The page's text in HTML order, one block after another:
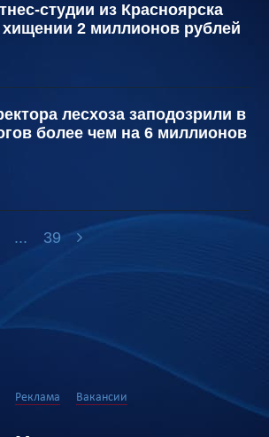
студии из Красноярска
2 миллионов рублей
лесхоза заподозрили в
более чем на 6 миллионов
... 39
Реклама Вакансии